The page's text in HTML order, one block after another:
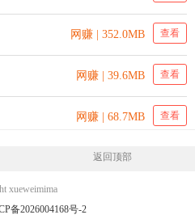
网赚 | 352.0MB 查看
网赚 | 39.6MB 查看
网赚 | 68.7MB 查看
返回顶部
xueweimima
备2026004168号-2